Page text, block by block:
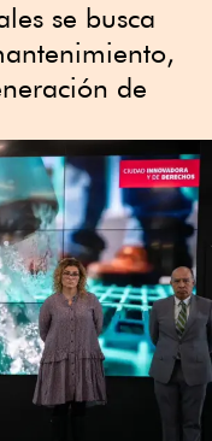
se busca
de